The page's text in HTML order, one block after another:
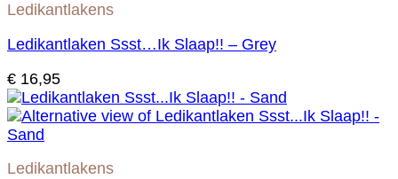
Ledikantlakens
Ledikantlaken Ssst…Ik Slaap!! – Grey
€ 16,95
Ledikantlakens